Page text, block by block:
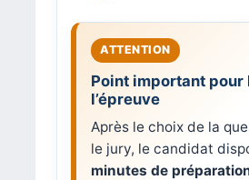
Point important pour
l’épreuve
Après le choix de la
le jury, le candidat
minutes de